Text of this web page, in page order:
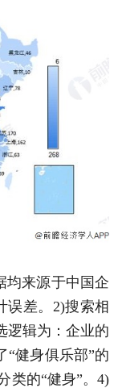
均来源于中国企
误差。2)搜索相
逻辑为：企业的
“健身俱乐部”的
类的“健身”。4)